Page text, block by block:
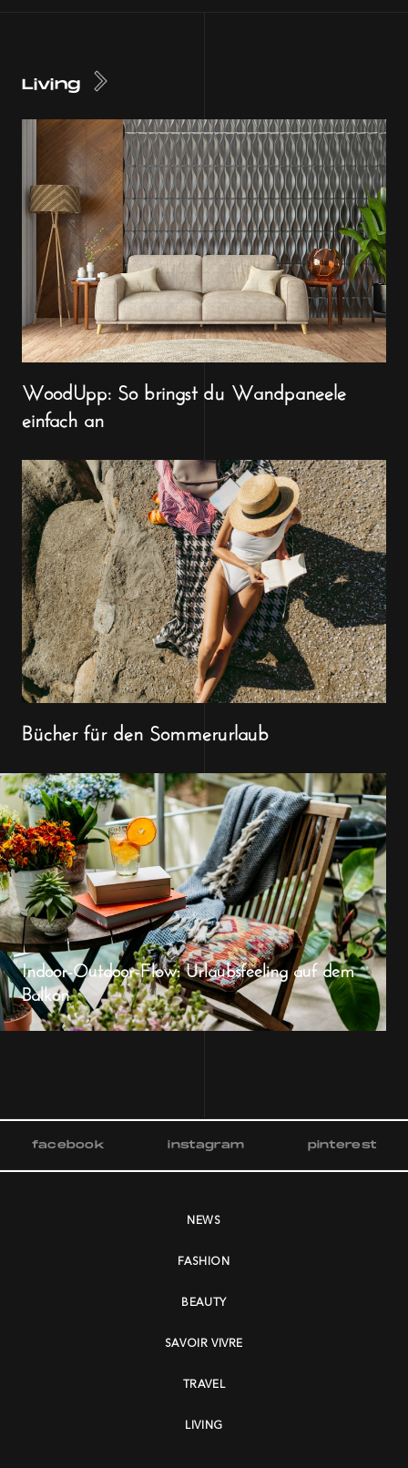
Living
WoodUpp: So bringst du Wandpaneele
einfach an
Bücher für den Sommerurlaub
Indoor-Outdoor-Flow: Urlaubsfeeling auf dem
Balkon
facebook instagram pinterest
NEWS
FASHION
BEAUTY
SAVOIR VIVRE
TRAVEL
LIVING